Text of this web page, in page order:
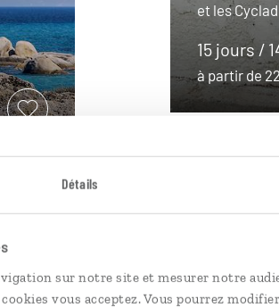
Détails
sur notre site et mesurer notre
vous acceptez. Vous pourrez
et les
15 jours /
à partir de